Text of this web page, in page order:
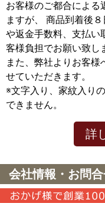
お客様のご都合による
ますが、
商品到着後
や返金手数料、支払い
客様負担でお願い致し
また、弊社よりお客様
せていただきます。
※文字入り、家紋入り
できません。
詳
会社情報・お問